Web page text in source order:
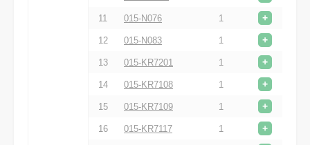
11 015-N076 1 +
12 015-N083 1 +
13 015-KR7201 1 +
14 015-KR7108 1 +
15 015-KR7109 1 +
16 015-KR7117 1 +